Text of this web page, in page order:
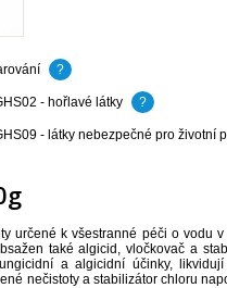
?
- hořlavé látky ?
- látky nebezpečné pro životní
určené k všestranné péči o vodu
také algicid, vločkovač a
a algicidní účinky,
nečistoty a stabilizátor chloru